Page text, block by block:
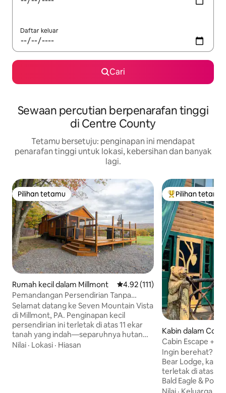
Daftar keluar
Cari
Sewaan percutian berpenarafan tinggi
di Centre County
Tetamu bersetuju: penginapan ini mendapat
penarafan tinggi untuk lokasi, kebersihan dan banyak
lagi.
Pilihan tetamu
Pilihan tetamu
Rumah kecil dalam Millmont Penarafan purata 4.92 daripada
4.92 (111)
Pemandangan Persendirian Tanpa
Batas|Percutian Pasangan|Termurah
|WIFI
Selamat datang ke Seven Mountain Vista
di Millmont, PA. Penginapan kecil
persendirian ini terletak di atas 11 ekar
tanah yang indah—separuhnya hutan
dan separuhnya lagi padang rumput
Nilai · Lokasi · Hiasan
Pilihan utama
Pilihan tetamu
Kabin dalam
Cabin Escape +
Ekar, Kolam &
Ingin berehat?
Bear Lodge,
terletak di atas 10
Bald Eagle & Poe
Spring Mills,
Nilai · Keluarga